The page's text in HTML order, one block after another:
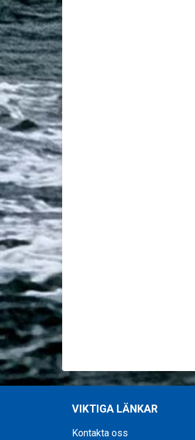
VIKTIGA LÄNKAR
Kontakta oss